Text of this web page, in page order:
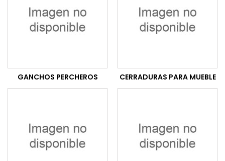
GANCHOS PERCHEROS CERRADURAS PARA MUEBLE